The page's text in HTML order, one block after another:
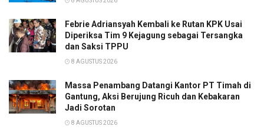
Febrie Adriansyah Kembali ke Rutan KPK Usai
Diperiksa Tim 9 Kejagung sebagai Tersangka
dan Saksi TPPU
8 AGUSTUS 2026
Massa Penambang Datangi Kantor PT Timah di
Gantung, Aksi Berujung Ricuh dan Kebakaran
Jadi Sorotan
8 AGUSTUS 2026